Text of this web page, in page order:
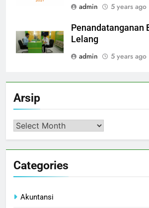
admin
5 years ago
Penandatanganan
Lelang
admin
5 years ago
Arsip
Arsip
Categories
Akuntansi